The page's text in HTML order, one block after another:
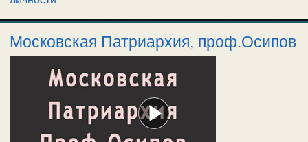
Московская Патриархия, проф.Осипов